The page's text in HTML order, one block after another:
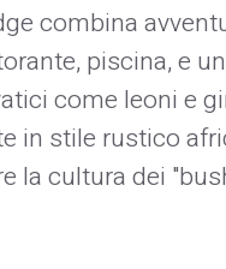
combina
piscina, e
come leoni e
in stile rustico
la cultura dei